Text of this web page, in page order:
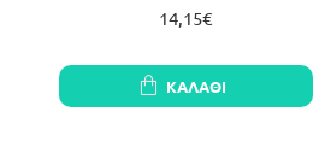
14,15€
ΚΑΛΆΘΙ